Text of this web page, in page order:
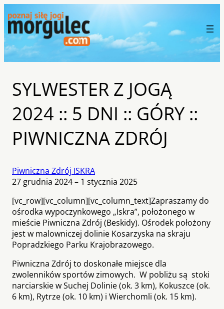
SYLWESTER Z JOGĄ
2024 :: 5 DNI :: GÓRY ::
PIWNICZNA ZDRÓJ
Piwniczna Zdrój ISKRA
27 grudnia 2024 – 1 stycznia 2025
[vc_row][vc_column][vc_column_text]Zapraszamy do
ośrodka wypoczynkowego „Iskra”, położonego w
mieście Piwniczna Zdrój (Beskidy). Ośrodek położony
jest w malowniczej dolinie Kosarzyska na skraju
Popradzkiego Parku Krajobrazowego.
Piwniczna Zdrój to doskonałe miejsce dla
zwolenników sportów zimowych. W pobliżu są stoki
narciarskie w Suchej Dolinie (ok. 3 km), Kokuszce (ok.
6 km), Rytrze (ok. 10 km) i Wierchomli (ok. 15 km).